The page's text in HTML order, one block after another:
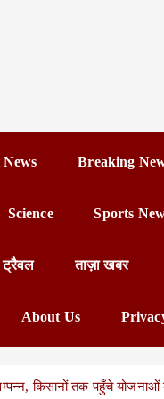
Breaking
Science Sports
ट्रैवल ताज़ा खबर
About Us
किसानों तक पहुँचे